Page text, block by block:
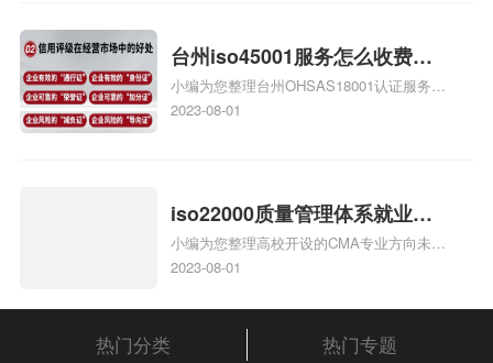
台州iso45001服务怎么收费，
台州iso45001认证服务怎么收
费
小编为您整理台州OHSAS18001认证服务中
心哪家收费便宜、台州ISO9000认证，哪个
标准是什么相关iso体系认证知识，详情可
查看下方正文！
2023-08-01
iso22000质量管理体系就业方
向，质量管理与认证就业方向
小编为您整理高校开设的CMA专业方向未来
就业前景及就业方向如何、cma就业方向有
和cma未来就业方向、大学生考完cma，就
哪些就业方向相关iso体系认证知识，详情
2023-08-01
热门分类 热门专题